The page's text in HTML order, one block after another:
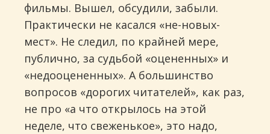
фильмы. Вышел, обсудили, забыли.
Практически не касался «не-новых-
мест». Не следил, по крайней мере,
публично, за судьбой «оцененных» и
«недооцененных». А большинство
вопросов «дорогих читателей», как раз,
не про «а что открылось на этой
неделе, что свеженькое», это надо,